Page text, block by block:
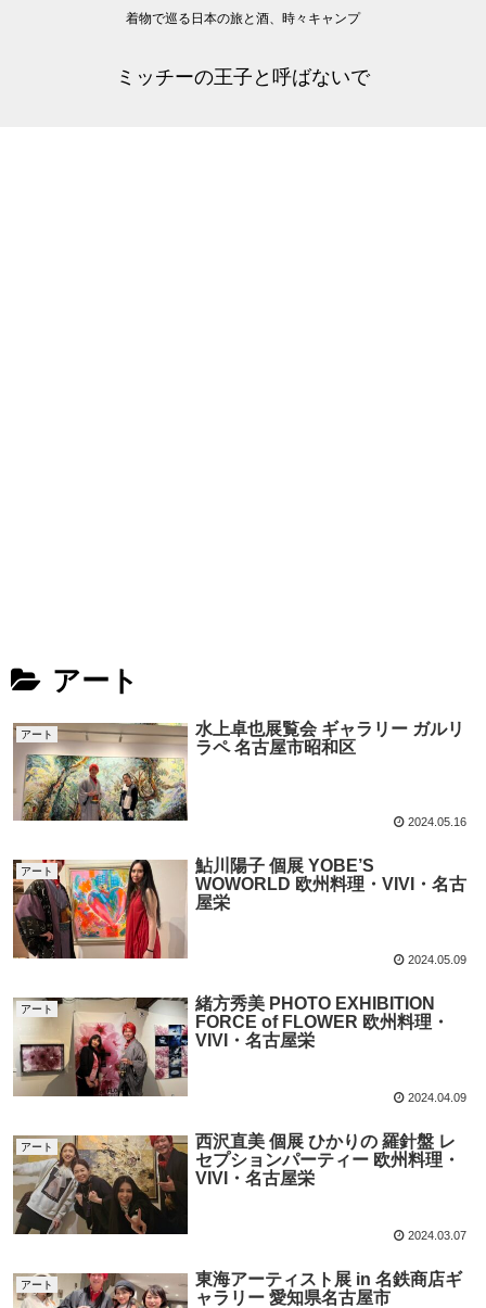
着物で巡る日本の旅と酒、時々キャンプ
ミッチーの王子と呼ばないで
アート
アート
水上卓也展覧会 ギャラリー ガルリ
ラペ 名古屋市昭和区
2024.05.16
アート
鮎川陽子 個展 YOBE’S
WOWORLD 欧州料理・VIVI・名古
屋栄
2024.05.09
アート
緒方秀美 PHOTO EXHIBITION
FORCE of FLOWER 欧州料理・
VIVI・名古屋栄
2024.04.09
アート
西沢直美 個展 ひかりの 羅針盤 レ
セプションパーティー 欧州料理・
VIVI・名古屋栄
2024.03.07
アート
東海アーティスト展 in 名鉄商店ギ
ャラリー 愛知県名古屋市